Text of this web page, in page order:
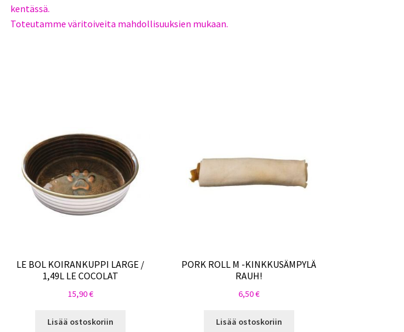
kentässä.
Toteutamme väritoiveita mahdollisuuksien mukaan.
LE BOL KOIRANKUPPI LARGE /
1,49L LE COCOLAT
15,90€
Lisää ostoskoriin
PORK ROLL M -KINKKUSÄMPYLÄ
RAUH!
6,50€
Lisää ostoskoriin